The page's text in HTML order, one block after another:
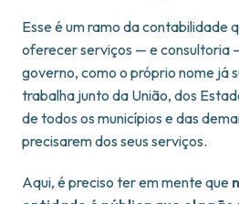
Esse é um ramo da contabilidade
oferecer serviços — e consultoria
governo, como o próprio nome já
trabalha junto da União, dos
de todos os municípios e das
precisarem dos seus serviços.
Aqui, é preciso ter em mente que